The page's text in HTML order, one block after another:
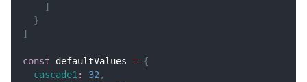
]
}
]
const defaultValues = {
cascade1: 32,